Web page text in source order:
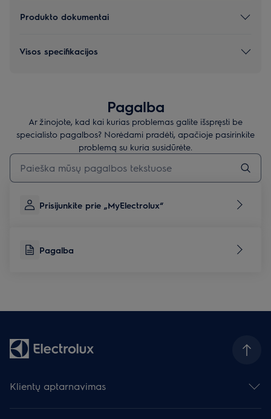
Produkto dokumentai
Visos specifikacijos
Pagalba
Ar žinojote, kad kai kurias problemas galite išspręsti be
specialisto pagalbos? Norėdami pradėti, apačioje pasirinkite
problemą su kuria susidūrėte.
Įveskite tekstą, jei norite ieškoti pagalbinių straipsnių
Prisijunkite prie „MyElectrolux“
Pagalba
Klientų aptarnavimas